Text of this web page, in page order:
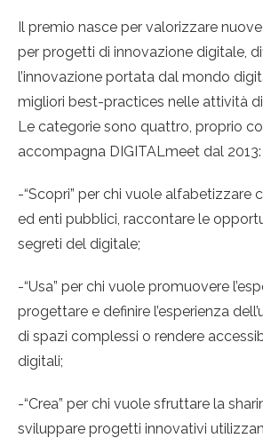
Il premio nasce per valorizzare
per progetti di innovazione digitale,
l’innovazione portata dal mondo
migliori best-practices nelle attività
Le categorie sono quattro, proprio
accompagna DIGITALmeet dal 2013:
-“Scopri” per chi vuole alfabetizzare
ed enti pubblici, raccontare le
segreti del digitale;
-“Usa” per chi vuole promuovere
progettare e definire l’esperienza
di spazi complessi o rendere
digitali;
-“Crea” per chi vuole sfruttare la
sviluppare progetti innovativi